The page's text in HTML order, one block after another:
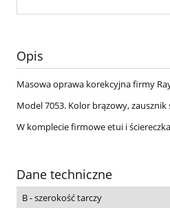
Opis
Masowa oprawa korekcyjna firmy
Model 7053. Kolor brązowy, zausznik
W komplecie firmowe etui i
Dane techniczne
B - szerokość tarczy